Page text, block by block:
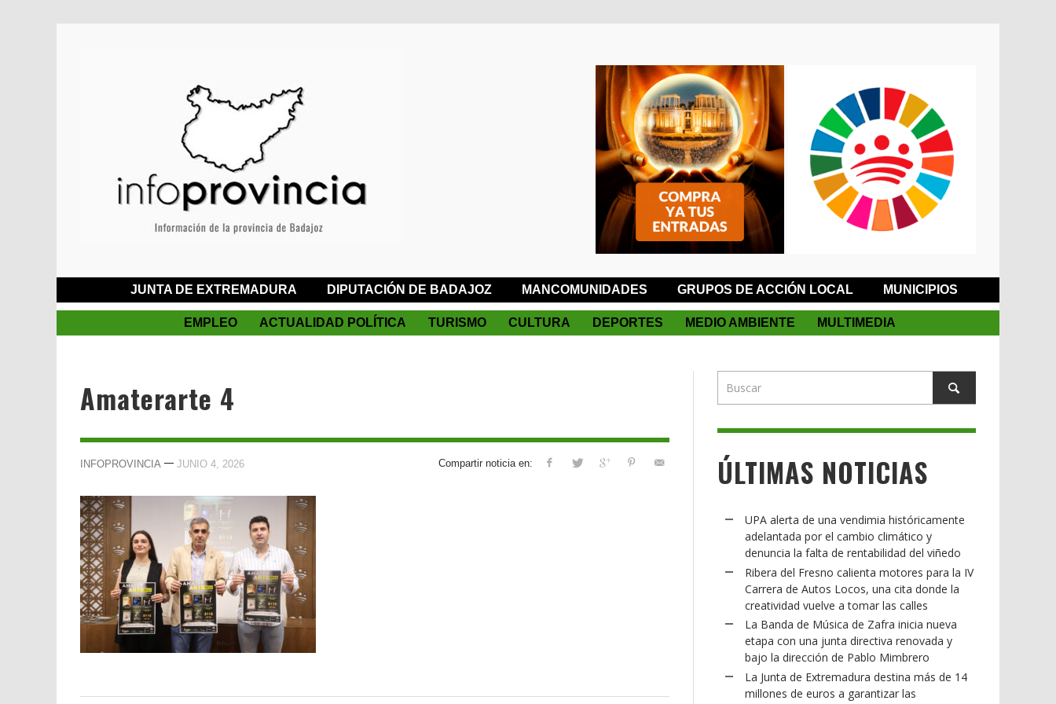
JUNTA DE EXTREMADURA DIPUTACIÓN DE BADAJOZ MANCOMUNIDADES GRUPOS DE ACCIÓN LOCAL MUNICIPIOS
EMPLEO ACTUALIDAD POLÍTICA TURISMO CULTURA DEPORTES MEDIO AMBIENTE MULTIMEDIA
Amaterarte 4
Compartir noticia en:
INFOPROVINCIA — JUNIO 4, 2026 ÚLTIMAS NOTICIAS
UPA alerta de una vendimia históricamente
adelantada por el cambio climático y
denuncia la falta de rentabilidad del viñedo
Ribera del Fresno calienta motores para la IV
Carrera de Autos Locos, una cita donde la
creatividad vuelve a tomar las calles
La Banda de Música de Zafra inicia nueva
etapa con una junta directiva renovada y
bajo la dirección de Pablo Mimbrero
La Junta de Extremadura destina más de 14
millones de euros a garantizar las